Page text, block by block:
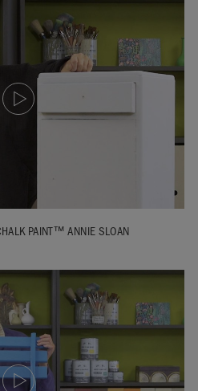
PAINT™ ANNIE SLOAN